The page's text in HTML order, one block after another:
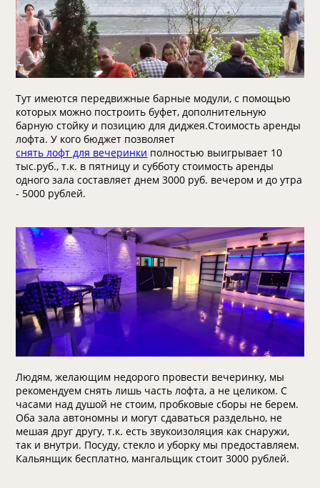
Тут имеются передвижные барные модули, с помощью
которых можно построить буфет, дополнительную
барную стойку и позицию для диджея.Стоимость аренды
лофта. У кого бюджет позволяет
снять лофт для вечеринки полностью выигрывает 10
тыс.руб., т.к. в пятницу и субботу стоимость аренды
одного зала составляет днем 3000 руб. вечером и до утра
- 5000 рублей.
Людям, желающим недорого провести вечеринку, мы
рекомендуем снять лишь часть лофта, а не целиком. С
часами над душой не стоим, пробковые сборы не берем.
Оба зала автономны и могут сдаваться раздельно, не
мешая друг другу, т.к. есть звукоизоляция как снаружи,
так и внутри. Посуду, стекло и уборку мы предоставляем.
Кальянщик бесплатно, мангальщик стоит 3000 рублей.